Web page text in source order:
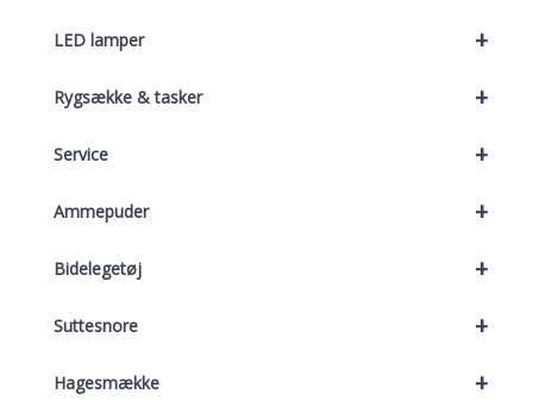
+
LED lamper
+
Rygsække & tasker
+
Service
+
Ammepuder
+
Bidelegetøj
+
Suttesnore
+
Hagesmække